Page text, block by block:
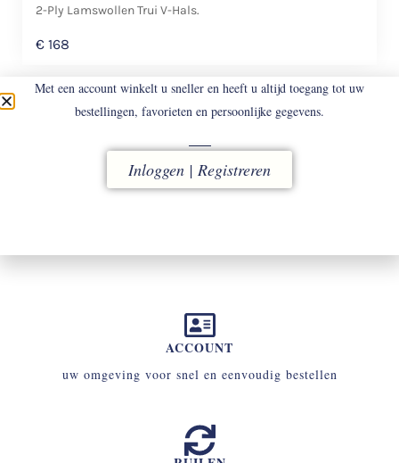
2-Ply Lamswollen Trui V-Hals.
€ 168
ACCOUNT
uw omgeving voor snel en eenvoudig bestellen
Met een account winkelt u sneller en heeft u altijd toegang tot uw
bestellingen, favorieten en persoonlijke gegevens.
Inloggen | Registreren